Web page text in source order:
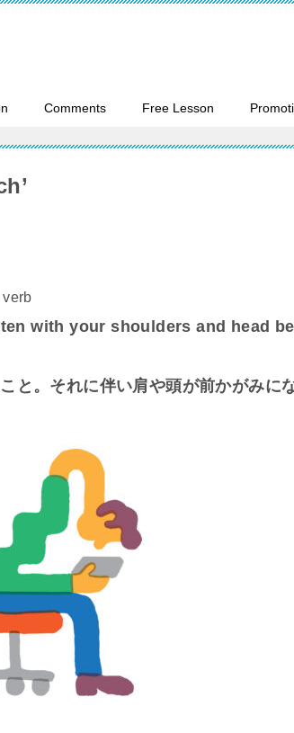
Comments Free Lesson
verb
with your shoulders and head
と。それに伴い肩や頭が前かがみに